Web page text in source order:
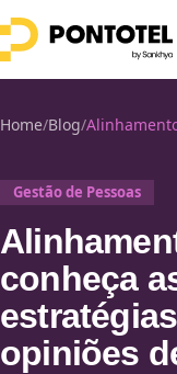
Home/Blog/
Gestão de Pessoas
conheça
opiniões